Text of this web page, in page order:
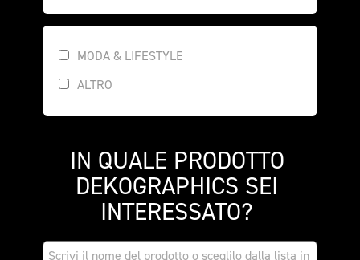
MODA & LIFESTYLE
ALTRO
IN QUALE PRODOTTO
DEKOGRAPHICS SEI
INTERESSATO?